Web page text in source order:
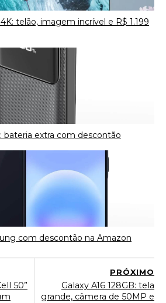
telão, imagem incrível e R$ 1.199
bateria extra com descontão
com descontão na Amazon
PRÓXIMO
Galaxy A16 128GB: tela
grande, câmera de 50MP e
50”